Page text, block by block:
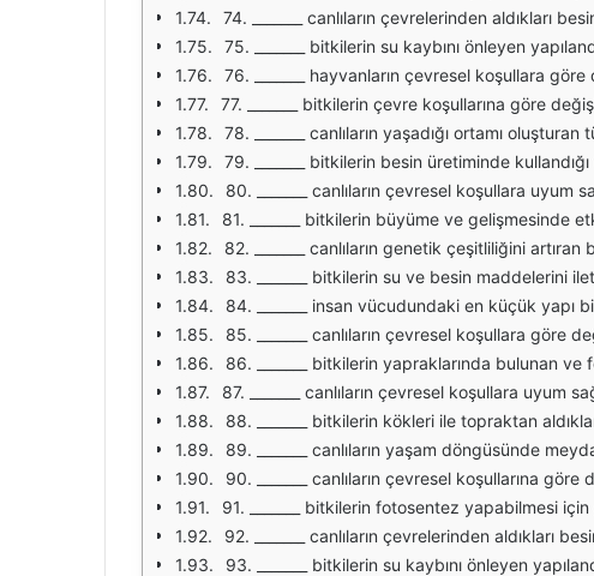
74. _______ canlıların çevrelerinden aldıkları
75. _______ bitkilerin su kaybını önleyen
76. _______ hayvanların çevresel koşullara göre
77. _______ bitkilerin çevre koşullarına göre
78. _______ canlıların yaşadığı ortamı
79. _______ bitkilerin besin üretiminde
80. _______ canlıların çevresel koşullara uyum
81. _______ bitkilerin büyüme ve gelişmesinde
82. _______ canlıların genetik çeşitliliğini artıran
83. _______ bitkilerin su ve besin maddelerini
84. _______ insan vücudundaki en küçük yapı
85. _______ canlıların çevresel koşullara göre
86. _______ bitkilerin yapraklarında bulunan
87. _______ canlıların çevresel koşullara uyum
88. _______ bitkilerin kökleri ile topraktan
89. _______ canlıların yaşam döngüsünde
90. _______ canlıların çevresel koşullarına göre
91. _______ bitkilerin fotosentez yapabilmesi için
92. _______ canlıların çevrelerinden aldıkları
93. _______ bitkilerin su kaybını önleyen